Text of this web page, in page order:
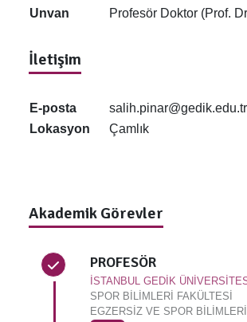
Unvan
Profesör Doktor (Prof.
İletişim
E-posta
salih.pinar@gedik.edu.tr
Lokasyon
Çamlık
Akademik Görevler
PROFESÖR
İSTANBUL GEDİK
SPOR BİLİMLERİ FAKÜLTESİ
EGZERSİZ VE SPOR